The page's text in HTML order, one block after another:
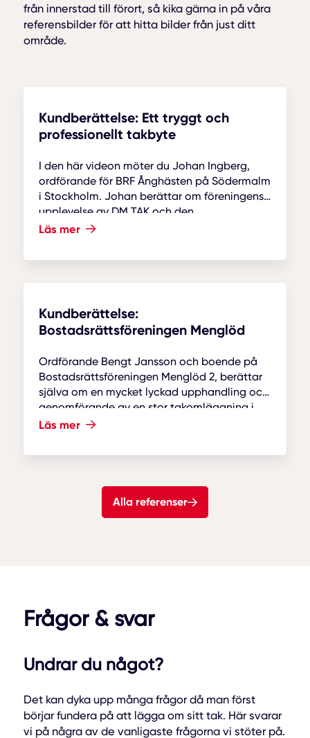
från innerstad till förort, så kika gärna in på våra
referensbilder för att hitta bilder från just ditt
område.
Kundberättelse: Ett tryggt och
professionellt takbyte
I den här videon möter du Johan Ingberg,
ordförande för BRF Ånghästen på Södermalm
i Stockholm. Johan berättar om föreningens
upplevelse av DM TAK och den
takomläggning som genomfördes.
Läs mer
Kundberättelse:
Bostadsrättsföreningen Menglöd
Ordförande Bengt Jansson och boende på
Bostadsrättsföreningen Menglöd 2, berättar
själva om en mycket lyckad upphandling och
genomförande av en stor takomläggning i
Djursholm. Projektet utfördes av DM TAK.
professionell...
Läs mer
Alla referenser
Frågor & svar
Undrar du något?
Det kan dyka upp många frågor då man först
börjar fundera på att lägga om sitt tak. Här svarar
vi på några av de vanligaste frågorna vi stöter på.